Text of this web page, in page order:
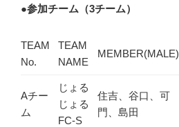
●参加チーム（3チーム）
TEAM
No.
TEAM
NAME
MEMBER(MALE)
Aチー
ム
じょる
じょる
FC-S
住吉、谷口、可
門、島田